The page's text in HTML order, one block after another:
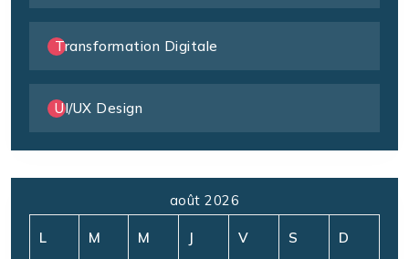
Transformation Digitale
UI/UX Design
août 2026
L M M J V S D